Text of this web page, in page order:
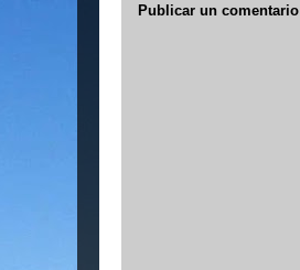
Publicar un comentario